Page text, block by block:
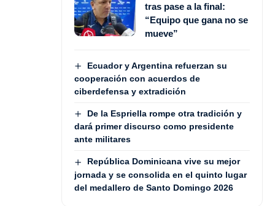
tras pase a la final:
“Equipo que gana no se
mueve”
Ecuador y Argentina refuerzan su
cooperación con acuerdos de
ciberdefensa y extradición
De la Espriella rompe otra tradición y
dará primer discurso como presidente
ante militares
República Dominicana vive su mejor
jornada y se consolida en el quinto lugar
del medallero de Santo Domingo 2026